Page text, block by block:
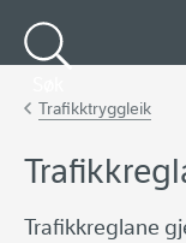
Trafikktryggleik
Trafikkreglane